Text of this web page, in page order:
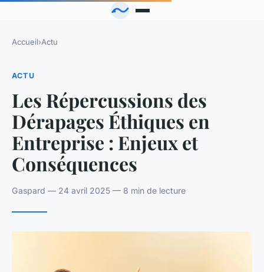
Accueil›Actu
ACTU
Les Répercussions des
Dérapages Éthiques en
Entreprise : Enjeux et
Conséquences
Gaspard — 24 avril 2025 — 8 min de lecture